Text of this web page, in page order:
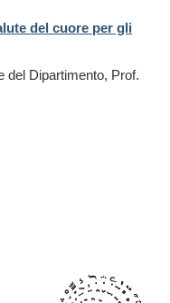
del cuore per gli
del Dipartimento, Prof.